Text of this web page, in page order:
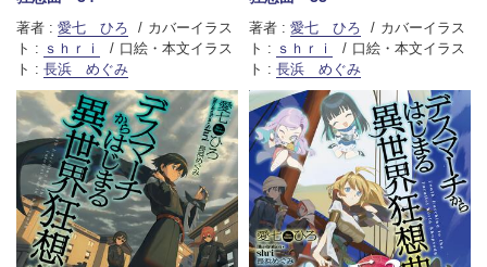
著者 : 愛七 ひろ
カバーイラス
ト : ｓｈｒｉ
口絵・本文イラス
ト : 長浜 めぐみ
著者 : 愛七 ひろ
カバーイラス
ト : ｓｈｒｉ
口絵・本文イラス
ト : 長浜 めぐみ